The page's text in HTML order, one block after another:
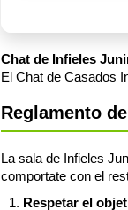
Chat de Infieles
El Chat de Casados
Reglamento
La sala de Infieles
comportate con el
Respetar el